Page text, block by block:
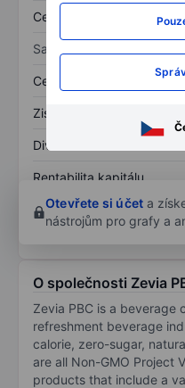
Celkový dluh
Sazby
Cena/tržby
Zisk na akcii
Dividenda na akcii
Rentabilita kapitálu
Otevřete si účet a
nástrojům pro grafy a
O společnosti Zevia
Zevia PBC is a beverage
refreshment beverage
calorie, zero-sugar,
are all Non-GMO Project
products that include a